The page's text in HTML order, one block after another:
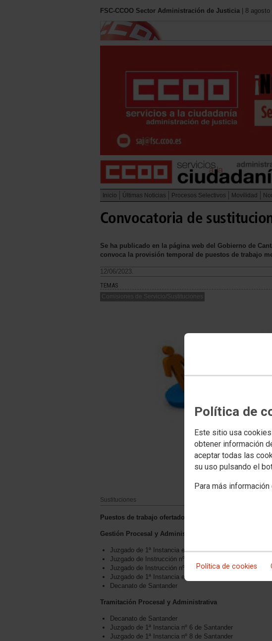
Política de
Este sitio usa
obtener información
aceptar todas las
su uso pulsando el
Para más
Política de cookies
FSC-CCOO Sector Administración de Justicia | 8 agosto
Inicio Últimas Noticias Procesos Selectivos Movilidad
Convocatoria de
Se ha publicado en la página web del Gobierno de
convoca la provisión temporal de puestos de trabajo
12/06/2023.
TEMAS
Comisiones de Servicio/Sustituciones
Sustituciones
Puestos de trabajo ofertados
Gestión Procesal y Administrativa
Juzgado de 1ª Instancia e Instrucción nº 2 de Santoña
Juzgado de Instrucción nº 2 de Santander
Juzgado de Instrucción nº 3 de Santander
Juzgado de 1ª Instancia e Instrucción nº 1 de Laredo
Decanato de Santander
Tramitación Procesal y Administrativa
Decanato de Santander
Juzgado de 1ª Instancia nº 6 de Santander
Juzgado de 1ª Instancia nº 8 de Santander